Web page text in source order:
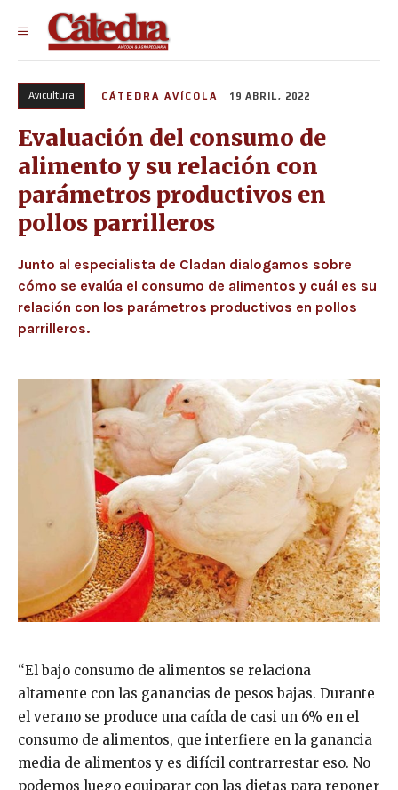
Avicultura CÁTEDRA AVÍCOLA 19 ABRIL, 2022
Evaluación del consumo de
alimento y su relación con
parámetros productivos en
pollos parrilleros
Junto al especialista de Cladan dialogamos sobre
cómo se evalúa el consumo de alimentos y cuál es su
relación con los parámetros productivos en pollos
parrilleros.
“El bajo consumo de alimentos se relaciona
altamente con las ganancias de pesos bajas. Durante
el verano se produce una caída de casi un 6% en el
consumo de alimentos, que interfiere en la ganancia
media de alimentos y es difícil contrarrestar eso. No
podemos luego equiparar con las dietas para reponer